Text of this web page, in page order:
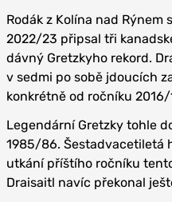
Rodák z Kolína nad
2022/23 připsal tři
dávný Gretzkyho rekord.
v sedmi po sobě jdoucích
konkrétně od ročníku 2016/
Legendární Gretzky tohle
1985/86. Šestadvacetiletá
utkání příštího ročníku
Draisaitl navíc překonal